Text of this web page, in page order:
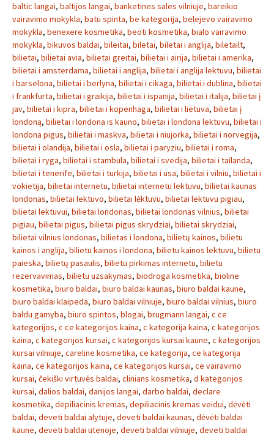
baltic langai, baltijos langai, banketines sales vilniuje, bareikio
vairavimo mokykla, batu spinta, be kategorija, belejevo vairavimo
mokykla, benexere kosmetika, beoti kosmetika, bialo vairavimo
mokykla, bikuvos baldai, bileitai, biletai, biletai i anglija, biletailt,
bilietai, bilietai avia, bilietai greitai, bilietai i airija, bilietai i amerika,
bilietai i amsterdama, bilietai i anglija, bilietai i anglija lektuvu, bilietai
i barselona, bilietai i berlyna, bilietai i cikaga, bilietai i dublina, bilietai
i frankfurta, bilietai i graikija, bilietai i ispanija, bilietai i italija, bilietai į
jav, bilietai i kipra, bilietai i kopenhaga, bilietai i lietuva, bilietai į
londoną, bilietai i londona is kauno, bilietai i londona lektuvu, bilietai i
londona pigus, bilietai i maskva, bilietai i niujorka, bilietai i norvegija,
bilietai i olandija, bilietai i osla, bilietai i paryziu, bilietai i roma,
bilietai i ryga, bilietai i stambula, bilietai i svedija, bilietai i tailanda,
bilietai i tenerife, bilietai i turkija, bilietai i usa, bilietai i vilniu, bilietai i
vokietija, bilietai internetu, bilietai internetu lektuvu, bilietai kaunas
londonas, bilietai lektuvo, bilietai lėktuvu, bilietai lektuvu pigiau,
bilietai lektuvui, bilietai londonas, bilietai londonas vilnius, bilietai
pigiau, bilietai pigus, bilietai pigus skrydziai, bilietai skrydziai,
bilietai vilnius londonas, bilietas i londona, bilietų kainos, bilietu
kainos i anglija, bilietu kainos i londona, bilietu kainos lektuvu, bilietu
paieska, bilietų pasaulis, bilietu pirkimas internetu, bilietu
rezervavimas, bilietu uzsakymas, biodroga kosmetika, bioline
kosmetika, biuro baldai, biuro baldai kaunas, biuro baldai kaune,
biuro baldai klaipeda, biuro baldai vilniuje, biuro baldai vilnius, biuro
baldu gamyba, biuro spintos, blogai, brugmann langai, c ce
kategorijos, c ce kategorijos kaina, c kategorija kaina, c kategorijos
kaina, c kategorijos kursai, c kategorijos kursai kaune, c kategorijos
kursai vilniuje, careline kosmetika, ce kategorija, ce kategorija
kaina, ce kategorijos kaina, ce kategorijos kursai, ce vairavimo
kursai, čekiški virtuvės baldai, clinians kosmetika, d kategorijos
kursai, dalios baldai, danijos langai, darbo baldai, declare
kosmetika, depiliacinis kremas, depiliacinis kremas veidui, dėvėti
baldai, deveti baldai alytuje, deveti baldai kaunas, dėvėti baldai
kaune, deveti baldai utenoje, deveti baldai vilniuje, deveti baldai